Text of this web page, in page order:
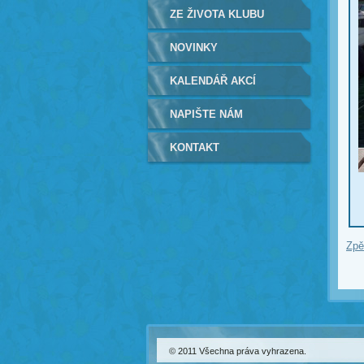
ZE ŽIVOTA KLUBU
NOVINKY
KALENDÁŘ AKCÍ
NAPIŠTE NÁM
KONTAKT
© 2011 Všechna práva vyhrazena.